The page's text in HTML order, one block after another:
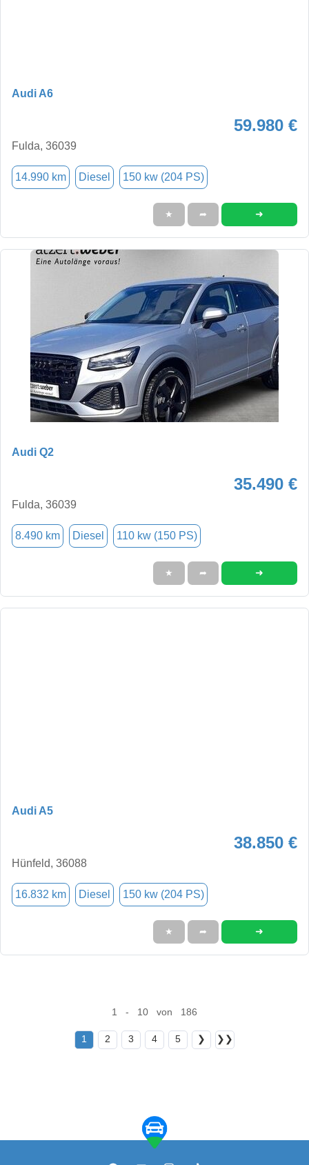
Audi A6
59.980 €
Fulda, 36039
14.990 km Diesel 150 kw (204 PS)
★ ➦ ➜
Audi Q2
35.490 €
Fulda, 36039
8.490 km Diesel 110 kw (150 PS)
★ ➦ ➜
Audi A5
38.850 €
Hünfeld, 36088
16.832 km Diesel 150 kw (204 PS)
★ ➦ ➜
1 - 10 von 186
1 2 3 4 5 ❯ ❯❯